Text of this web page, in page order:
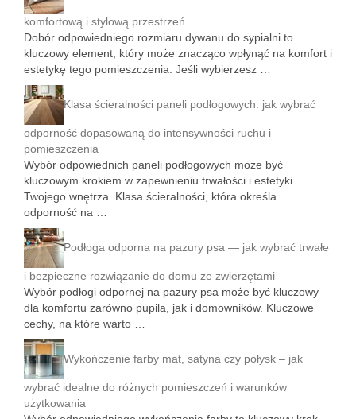
komfortową i stylową przestrzeń
Dobór odpowiedniego rozmiaru dywanu do sypialni to
kluczowy element, który może znacząco wpłynąć na komfort i
estetykę tego pomieszczenia. Jeśli wybierzesz …
Klasa ścieralności paneli podłogowych: jak wybrać
odporność dopasowaną do intensywności ruchu i
pomieszczenia
Wybór odpowiednich paneli podłogowych może być
kluczowym krokiem w zapewnieniu trwałości i estetyki
Twojego wnętrza. Klasa ścieralności, która określa
odporność na …
Podłoga odporna na pazury psa — jak wybrać trwałe
i bezpieczne rozwiązanie do domu ze zwierzętami
Wybór podłogi odpornej na pazury psa może być kluczowy
dla komfortu zarówno pupila, jak i domowników. Kluczowe
cechy, na które warto …
Wykończenie farby mat, satyna czy połysk – jak
wybrać idealne do różnych pomieszczeń i warunków
użytkowania